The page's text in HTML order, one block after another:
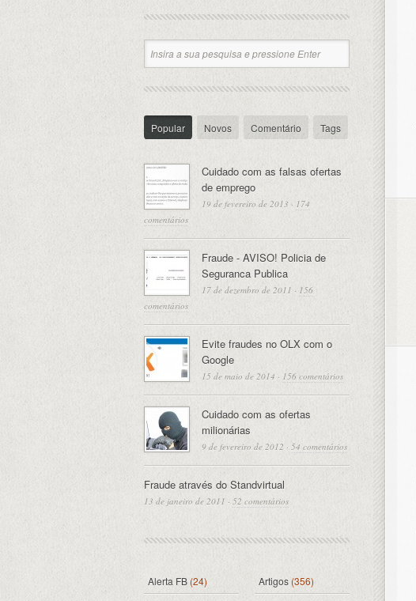
Popular Novos Comentário Tags
Cuidado com as falsas ofertas
de emprego
19 de fevereiro de 2013 · 174
comentários
Fraude - AVISO! Policia de
Seguranca Publica
17 de dezembro de 2011 · 156
comentários
Evite fraudes no OLX com o
Google
15 de maio de 2014 · 156 comentários
Cuidado com as ofertas
milionárias
9 de fevereiro de 2012 · 54 comentários
Fraude através do Standvirtual
13 de janeiro de 2011 · 52 comentários
Alerta FB(24) Artigos(356)